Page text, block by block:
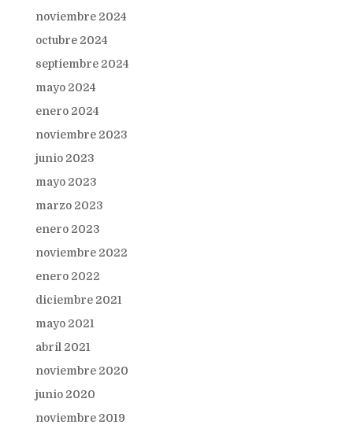
noviembre 2024
octubre 2024
septiembre 2024
mayo 2024
enero 2024
noviembre 2023
junio 2023
mayo 2023
marzo 2023
enero 2023
noviembre 2022
enero 2022
diciembre 2021
mayo 2021
abril 2021
noviembre 2020
junio 2020
noviembre 2019